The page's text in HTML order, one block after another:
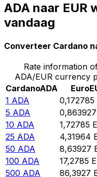
ADA naar EUR
vandaag
Converteer Cardano
Rate information
ADA/EUR currency
CardanoADA Euro
1 ADA 0,172785
5 ADA 0,863927
10 ADA 1,72785
25 ADA 4,31964
50 ADA 8,63927
100 ADA 17,2785
500 ADA 86,3927